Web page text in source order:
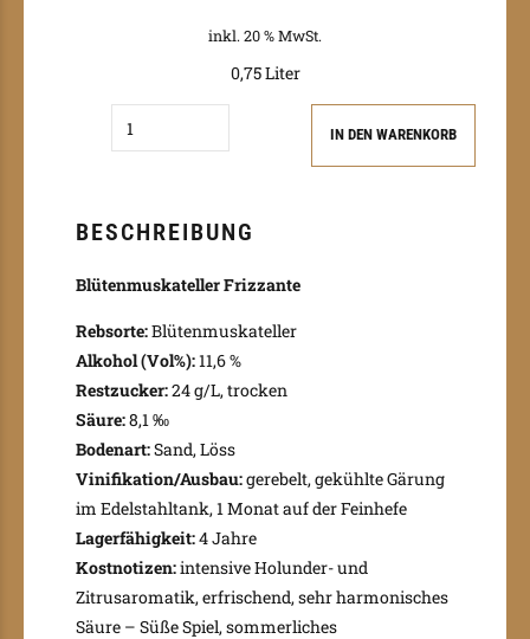
inkl. 20 % MwSt.
0,75 Liter
IN DEN WARENKORB
BESCHREIBUNG
Blütenmuskateller Frizzante
Rebsorte:Blütenmuskateller
Alkohol (Vol%):11,6 %
Restzucker:24 g/L, trocken
Säure:8,1 ‰
Bodenart:Sand, Löss
Vinifikation/Ausbau:gerebelt, gekühlte Gärung
im Edelstahltank, 1 Monat auf der Feinhefe
Lagerfähigkeit:4 Jahre
Kostnotizen:intensive Holunder- und
Zitrusaromatik, erfrischend, sehr harmonisches
Säure – Süße Spiel, sommerliches